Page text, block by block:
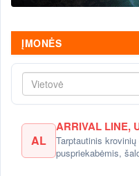
ĮMONĖS
Vietovė
AL
ARRIVAL LINE,
Tarptautinis
puspriekabėmis,